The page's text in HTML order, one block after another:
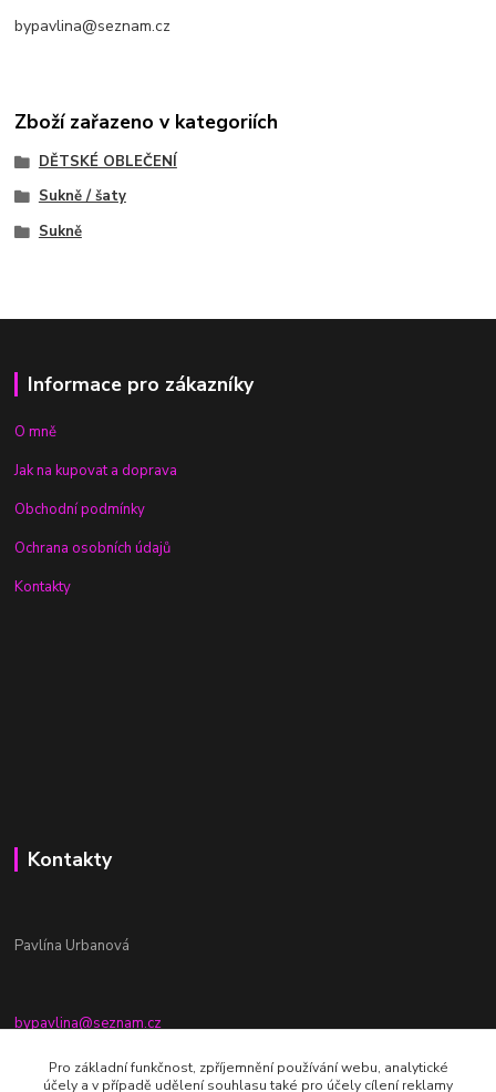
bypavlina@seznam.cz
Zboží zařazeno v kategoriích
DĚTSKÉ OBLEČENÍ
Sukně / šaty
Sukně
Informace pro zákazníky
O mně
Jak na kupovat a doprava
Obchodní podmínky
Ochrana osobních údajů
Kontakty
Kontakty
Pavlína Urbanová
bypavlina@seznam.cz
+420774917196
Pro základní funkčnost, zpříjemnění používání webu, analytické
účely a v případě udělení souhlasu také pro účely cílení reklamy